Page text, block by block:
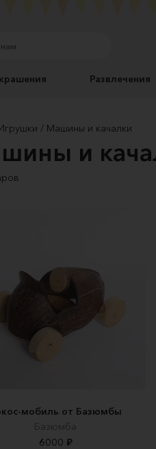
Развлечения
Машины и качалки
и
мобиль от Базюмбы
Базюмба
6000 ₽